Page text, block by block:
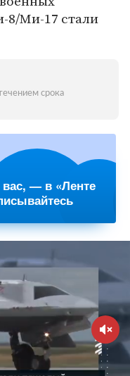
8/Ми-17 стали
срока
— в «Ленте